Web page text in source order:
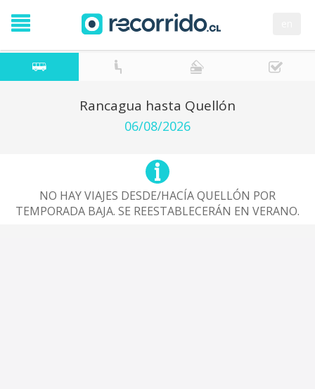
Rancagua hasta Quellón
06/08/2026
NO HAY VIAJES DESDE/HACÍA QUELLÓN POR
TEMPORADA BAJA. SE REESTABLECERÁN EN VERANO.